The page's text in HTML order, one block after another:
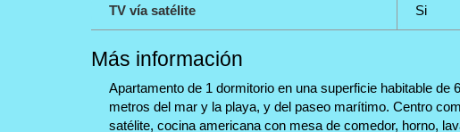
TV vía satélite Si
Más información
Apartamento de 1 dormitorio en una superficie habitable de
metros del mar y la playa, y del paseo marítimo. Centro
satélite, cocina americana con mesa de comedor, horno,